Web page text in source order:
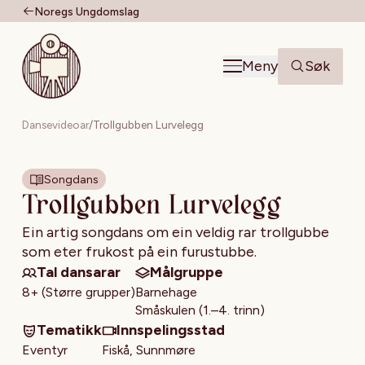
Noregs Ungdomslag
Til forsiden
Meny
Søk
Dansevideoar/Trollgubben Lurvelegg
Songdans
Trollgubben Lurvelegg
Ein artig songdans om ein veldig rar trollgubbe
som eter frukost på ein furustubbe.
Tal dansarar
8+ (Større grupper)
Målgruppe
Barnehage
Småskulen (1.–4. trinn)
Tematikk
Eventyr
Innspelingsstad
Fiskå, Sunnmøre